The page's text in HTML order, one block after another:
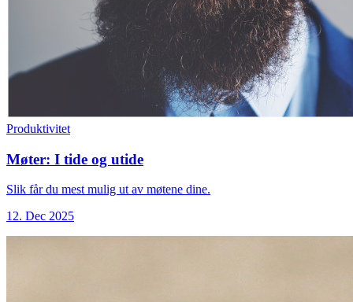
Produktivitet
Møter: I tide og utide
Slik får du mest mulig ut av møtene dine.
12. Dec 2025